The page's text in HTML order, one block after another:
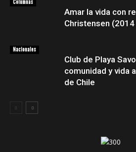
Columnas
Amar la vida con
Christensen
Nacionales
Club de Playa
comunidad y vida
de Chile